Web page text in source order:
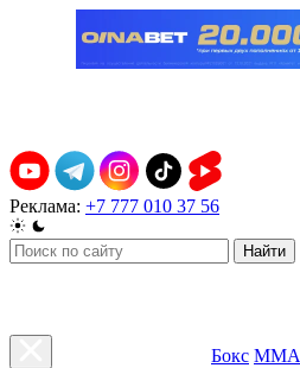
Реклама: +7 777 010 37 56
Найти
Бокс ММА